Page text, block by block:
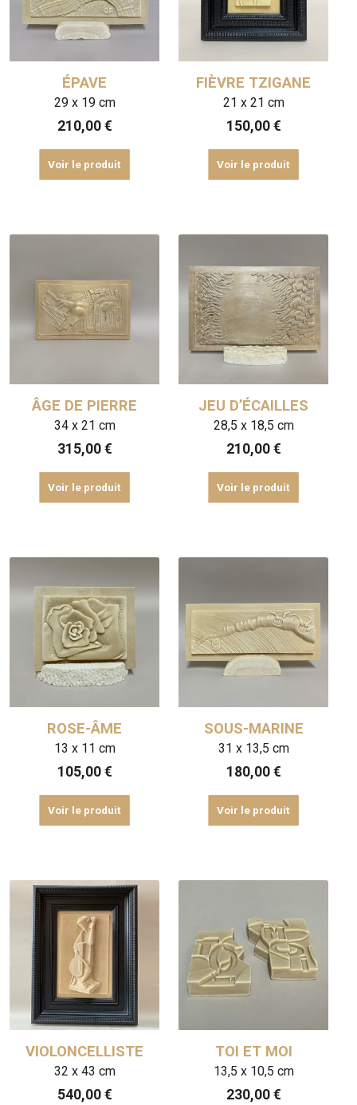
ÉPAVE
29 x 19 cm
210,00 €
Voir le produit
FIÈVRE TZIGANE
21 x 21 cm
150,00 €
Voir le produit
ÂGE DE PIERRE
34 x 21 cm
315,00 €
Voir le produit
JEU D’ÉCAILLES
28,5 x 18,5 cm
210,00 €
Voir le produit
ROSE-ÂME
13 x 11 cm
105,00 €
Voir le produit
SOUS-MARINE
31 x 13,5 cm
180,00 €
Voir le produit
VIOLONCELLISTE
32 x 43 cm
540,00 €
TOI ET MOI
13,5 x 10,5 cm
230,00 €